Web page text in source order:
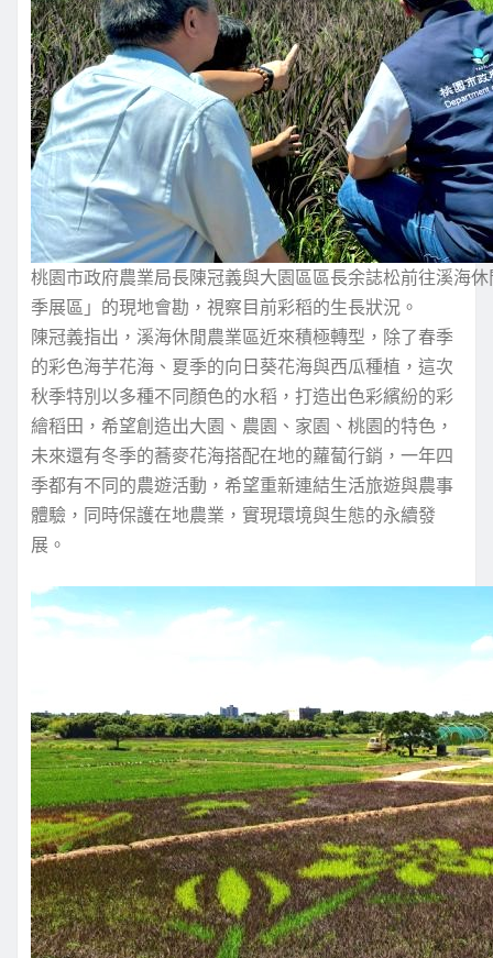
桃園市政府農業局長陳冠義與大園區區長余誌松前往溪海
季展區」的現地會勘，視察目前彩稻的生長狀況。
陳冠義指出，溪海休閒農業區近來積極轉型，除了春季
的彩色海芋花海、夏季的向日葵花海與西瓜種植，這次
秋季特別以多種不同顏色的水稻，打造出色彩繽紛的彩
繪稻田，希望創造出大園、農園、家園、桃園的特色，
未來還有冬季的蕎麥花海搭配在地的蘿蔔行銷，一年四
季都有不同的農遊活動，希望重新連結生活旅遊與農事
體驗，同時保護在地農業，實現環境與生態的永續發
展。